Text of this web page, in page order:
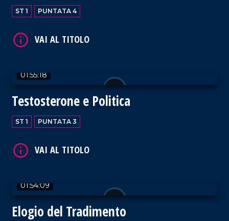
ST 1 PUNTATA 4
01:55:18
Testosterone e Politica
ST 1 PUNTATA 3
01:54:09
Elogio del Tradimento